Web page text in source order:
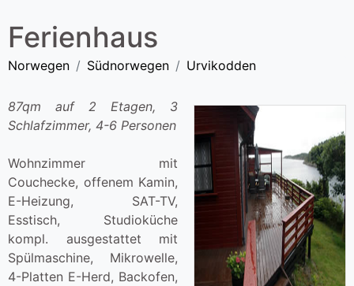
Ferienhaus
Norwegen Südnorwegen Urvikodden
87qm auf 2 Etagen, 3
Schlafzimmer, 4-6 Personen
Wohnzimmer mit
Couchecke, offenem Kamin,
E-Heizung, SAT-TV,
Esstisch, Studioküche
kompl. ausgestattet mit
Spülmaschine, Mikrowelle,
4-Platten E-Herd, Backofen,